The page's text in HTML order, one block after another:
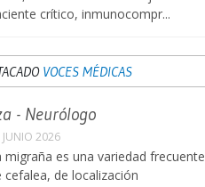
crítico, inmunocompr...
VOCES MÉDICAS
- Neurólogo
JUNIO 2026
migraña es una variedad frecuente
cefalea, de localización